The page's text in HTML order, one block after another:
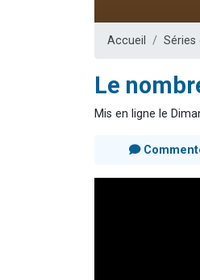
Accueil Séries
Le
Mis en ligne le